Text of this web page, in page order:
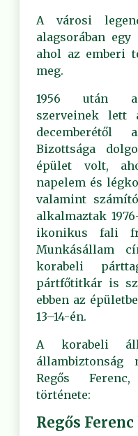
A városi
alagsorában
ahol az emberi
meg.
1956 után a
szerveinek lett
decemberétől
Bizottsága
épület volt,
napelem és
valamint
alkalmaztak
ikonikus fali
Munkásállam
korabeli
pártfőtitkár is
ebben az
13–14-én.
A korabeli
állambiztonság
Regős
története:
Regős